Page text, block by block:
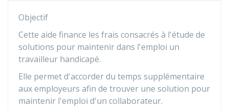
Objectif
Cette aide finance les frais consacrés à l'étude de
solutions pour maintenir dans l'emploi un
travailleur handicapé.
Elle permet d'accorder du temps supplémentaire
aux employeurs afin de trouver une solution pour
maintenir l'emploi d'un collaborateur.